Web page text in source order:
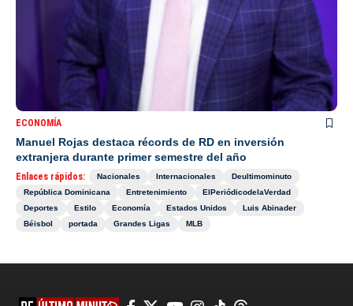
ECONOMÍA
Manuel Rojas destaca récords de RD en inversión
extranjera durante primer semestre del año
Enlaces rápidos: Nacionales Internacionales
Deultimominuto
República Dominicana
Entretenimiento
ElPeriódicodelaVerdad
Deportes
Estilo Economía Estados Unidos
Luis Abinader
Béisbol
portada Grandes Ligas MLB